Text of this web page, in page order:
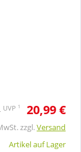
UVP 1 20,99 €
zzgl.Versand
Artikel auf Lager